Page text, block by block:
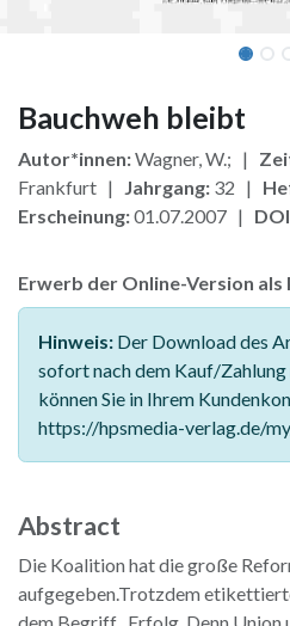
Bauchweh bleibt
Autor*innen:Wagner, W.; |
Frankfurt | Jahrgang: 32 |
Erscheinung:01.07.2007 |
Erwerb der Online-Version als
Hinweis: Der Download des
sofort nach dem Kauf/
können Sie in Ihrem
https://hpsmedia-verlag.de/
Abstract
Die Koalition hat die große
aufgegeben.Trotzdem